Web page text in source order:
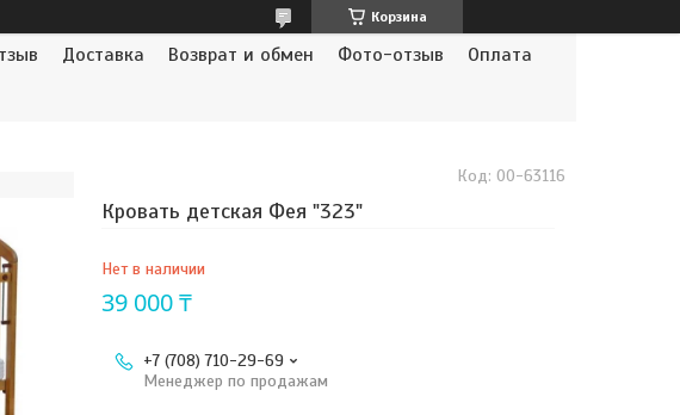
Корзина
Доставка Возврат и обмен Фото-отзыв
Оплата
Кровать детская Фея "323"
Нет в наличии
Код: 00-63116
39 000 ₸
+7 (708) 710-29-69
Менеджер по продажам